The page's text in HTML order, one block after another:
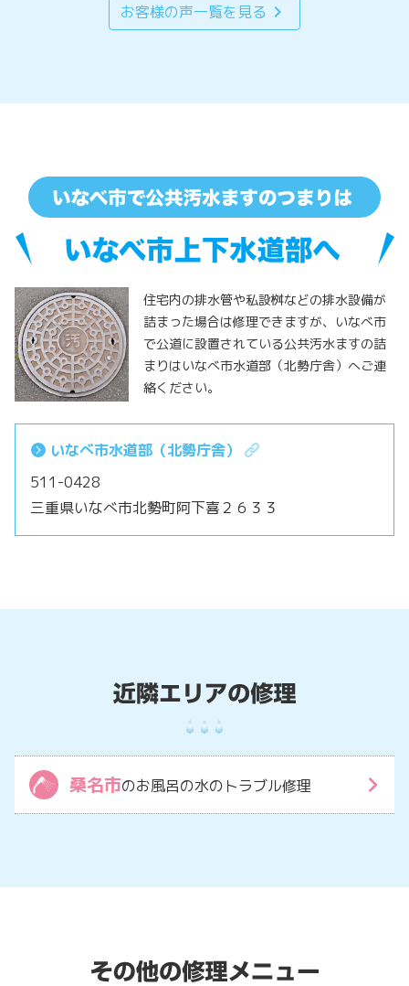
お客様の声一覧を見る chevron_right
住宅内の排水管や私設桝などの排水設備が
詰まった場合は修理できますが、いなべ市
で公道に設置されている公共汚水ますの詰
まりはいなべ市水道部（北勢庁舎）へご連
絡ください。
いなべ市水道部（北勢庁舎）
511-0428
三重県いなべ市北勢町阿下喜２６３３
桑名市のお風呂の水のトラブル修理